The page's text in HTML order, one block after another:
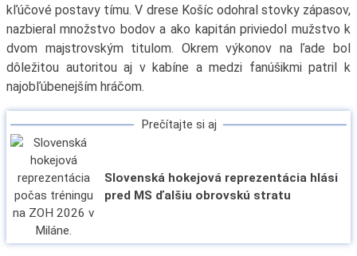
kľúčové postavy tímu. V drese Košíc odohral stovky zápasov,
nazbieral množstvo bodov a ako kapitán priviedol mužstvo k
dvom majstrovským titulom. Okrem výkonov na ľade bol
dôležitou autoritou aj v kabíne a medzi fanúšikmi patril k
najobľúbenejším hráčom.
Prečítajte si aj
Slovenská hokejová reprezentácia hlási
pred MS ďalšiu obrovskú stratu